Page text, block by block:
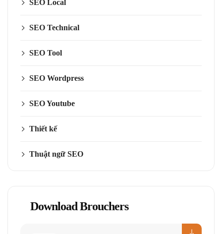
SEO Local
SEO Technical
SEO Tool
SEO Wordpress
SEO Youtube
Thiết kế
Thuật ngữ SEO
Download Brouchers